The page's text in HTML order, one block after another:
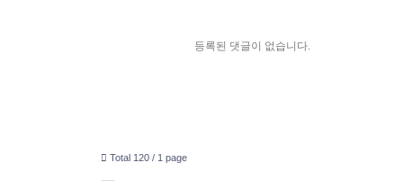
등록된 댓글이 없습니다.
Total 120 / 1 page